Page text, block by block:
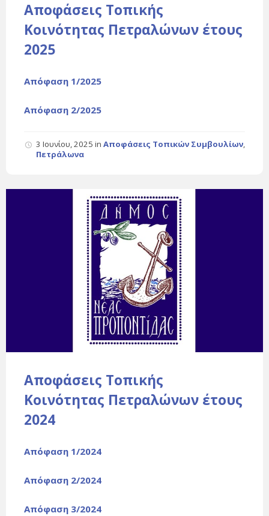
Αποφάσεις Τοπικής
Κοινότητας Πετραλώνων έτους
2025
Απόφαση 1/2025
Απόφαση 2/2025
3 Ιουνίου, 2025 in Αποφάσεις Τοπικών Συμβουλίων,
Πετράλωνα
Αποφάσεις Τοπικής
Κοινότητας Πετραλώνων έτους
2024
Απόφαση 1/2024
Απόφαση 2/2024
Απόφαση 3/2024